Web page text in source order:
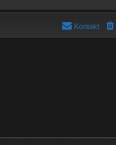
Kontakt